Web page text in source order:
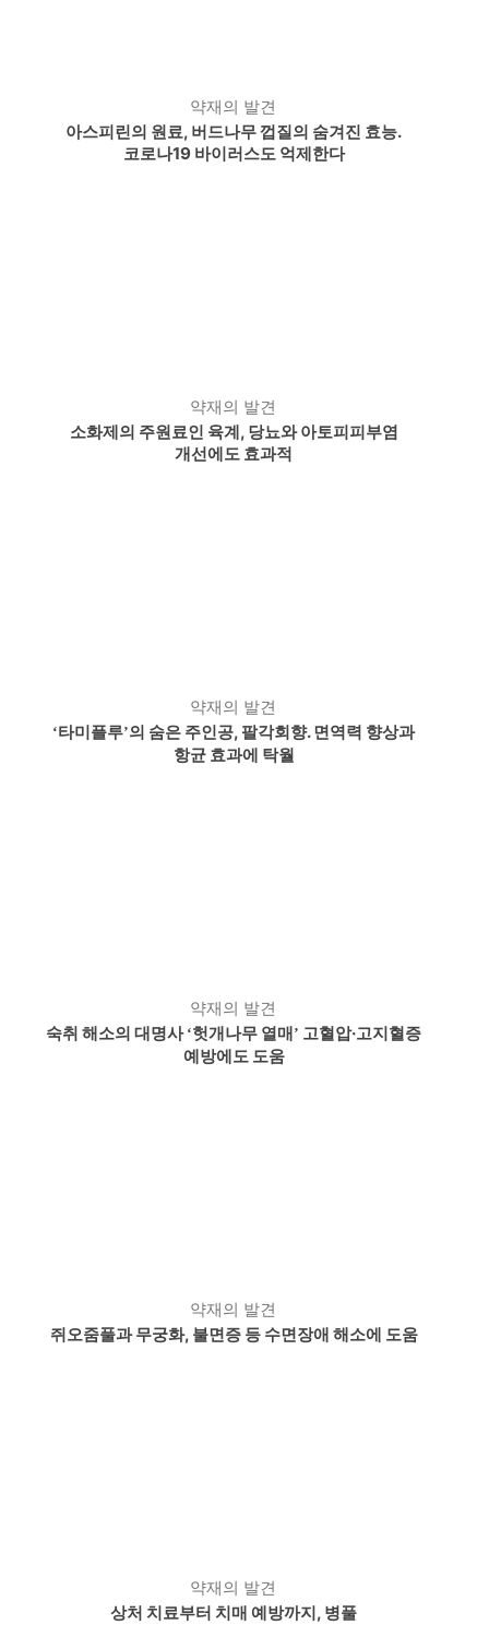
약재의 발견
아스피린의 원료, 버드나무 껍질의 숨겨진 효능.
코로나19 바이러스도 억제한다
약재의 발견
소화제의 주원료인 육계, 당뇨와 아토피피부염
개선에도 효과적
약재의 발견
‘타미플루’의 숨은 주인공, 팔각회향. 면역력 향상과
항균 효과에 탁월
약재의 발견
숙취 해소의 대명사 ‘헛개나무 열매’ 고혈압·고지혈증
예방에도 도움
약재의 발견
쥐오줌풀과 무궁화, 불면증 등 수면장애 해소에 도움
약재의 발견
상처 치료부터 치매 예방까지, 병풀